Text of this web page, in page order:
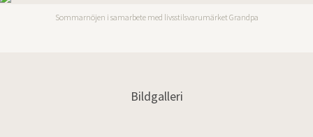
Sommarnöjen i samarbete med livsstilsvarumärket Grandpa
Bildgalleri